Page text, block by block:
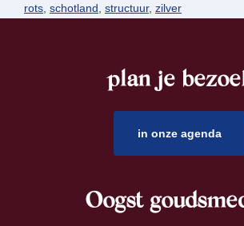
rots schotland structuur, zilver
plan je
in onze agenda
Oogst